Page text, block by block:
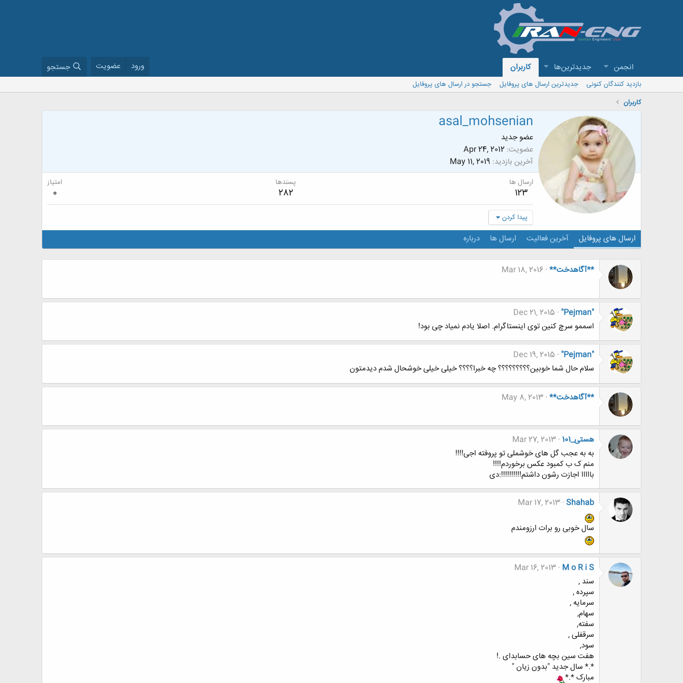
انجمن جدیدترین‌ها کاربران ورود عضویت جستجو
بازدید کنندگان کنونی جدیدترین ارسال های پروفایل
جستجو در ارسال های پروفایل
کاربران
asal_mohsenian
عضو جدید
عضویت Apr 24, 2012
آخرین بازدید May 11, 2019
ارسال ها
123
پسندها
282
امتیاز
0
پیدا کردن
ارسال های پروفایل آخرین فعالیت ارسال ها درباره
**آگاهدخت** Mar 18, 2016
"Pejman"
Dec 21, 2015
اسممو سرچ کنین توی اینستاگرام. اصلا یادم نمیاد چی بود!
"Pejman"
Dec 19, 2015
سلام حال شما خوبین؟؟؟؟؟؟؟؟؟ چه خبرا؟؟؟؟ خیلی خیلی خوشحال شدم دیدمتون
**آگاهدخت** May 8, 2013
هستی_101
Mar 27, 2013
به به عجب گل های خوشملی تو پروفته اجی!!!!
منم ک ب کمبود عکس برخوردم!!!!
بااااا اجازت رشون داشتم!!!!!!!!!!:دی
Shahab
Mar 17, 2013
سال خوبی رو برات ارزومندم
M o R i S
Mar 16, 2013
سند ,
سپرده ,
سرمایه ,
سهام,
سفته,
سرقفلی ,
سود,
هفت سین بچه های حسابدای .!
*.* سال جدید "بدون زیان "
مبارک *.*